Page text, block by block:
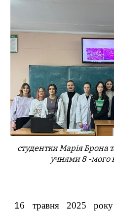
студенткиМарія Брона
учнями 8 -мого
16 травня 2025 р